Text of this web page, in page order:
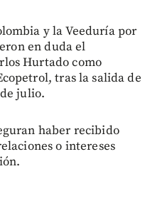
y la Veeduría por
en duda el
Hurtado como
tras la salida de
julio.
haber recibido
o intereses